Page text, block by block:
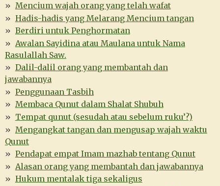
Mencium wajah orang yang telah wafat
Hadis-hadis yang Melarang Mencium tangan
Berdiri untuk Penghormatan
Awalan Sayidina atau Maulana untuk Nama
Rasulallah Saw.
Dalil-dalil orang yang membantah dan
jawabannya
Penggunaan Tasbih
Membaca Qunut dalam Shalat Shubuh
Tempat qunut (sesudah atau sebelum ruku’?)
Mengangkat tangan dan mengusap wajah waktu
Qunut
Pendapat empat Imam mazhab tentang Qunut
Alasan orang yang membantah dan jawabannya
Hukum mentalak tiga sekaligus